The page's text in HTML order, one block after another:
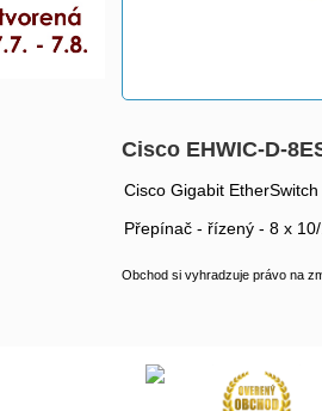
Cisco EHWIC-D-
Cisco Gigabit
Přepínač - řízený - 8 x
Obchod si vyhradzuje právo na